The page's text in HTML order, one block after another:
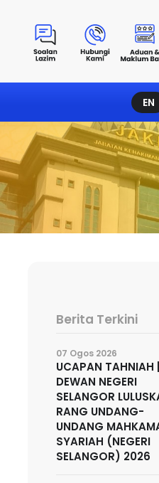
EN
Berita Terkini
07 Ogos 2026
UCAPAN TAHNIAH |
DEWAN NEGERI
SELANGOR
RANG UNDANG-
UNDANG
SYARIAH (NEGERI
SELANGOR) 2026